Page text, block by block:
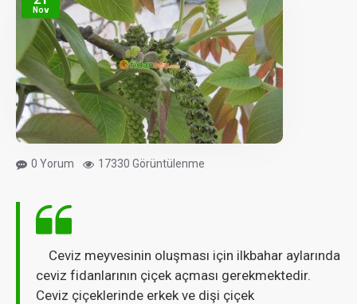
Nov
0 Yorum 17330 Görüntülenme
Ceviz meyvesinin oluşması için ilkbahar aylarında
ceviz fidanlarının çiçek açması gerekmektedir.
Ceviz çiçeklerinde erkek ve dişi çiçek